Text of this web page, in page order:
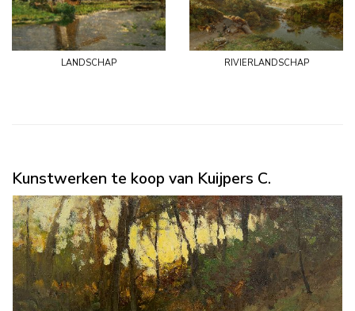
landschap rivierlandschap
Kunstwerken te koop van Kuijpers C.